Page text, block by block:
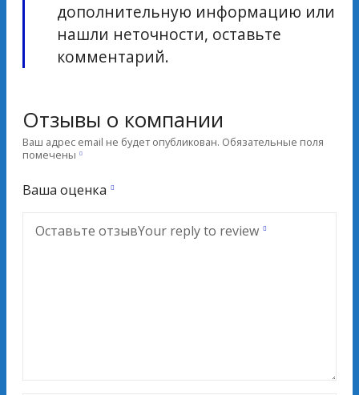
дополнительную информацию или
нашли неточности, оставьте
комментарий.
Отзывы о компании
Ваш адрес email не будет опубликован. Обязательные поля
помечены
Ваша оценка
Оставьте отзывYour reply to review